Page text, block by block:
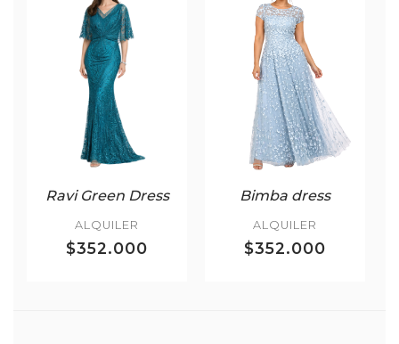
Ravi Green Dress
ALQUILER
$352.000
Bimba dress
ALQUILER
$352.000